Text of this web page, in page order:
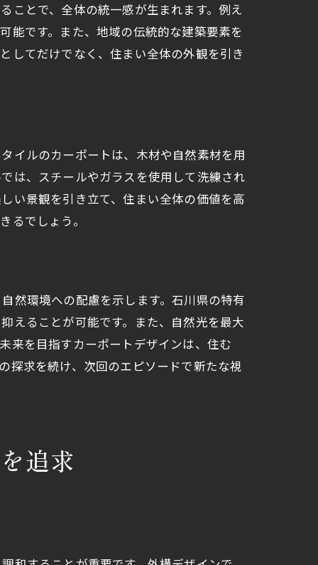
ことで、全体の統一感が生まれます。例え
能です。また、地域の伝統的な建築要素を
してだけでなく、住まい全体の外観を引き
イルのカーポートは、木材や自然素材を用
は、スチールやガラスを使用して洗練され
い景観を引き立て、住まい全体の価値を高
るでしょう。
然環境への配慮を示します。石川県の特有
えることが可能です。また、自然光を最大
来を目指すカーポートデザインは、住む
探求を続け、次回のエピソードで新たな視
追求